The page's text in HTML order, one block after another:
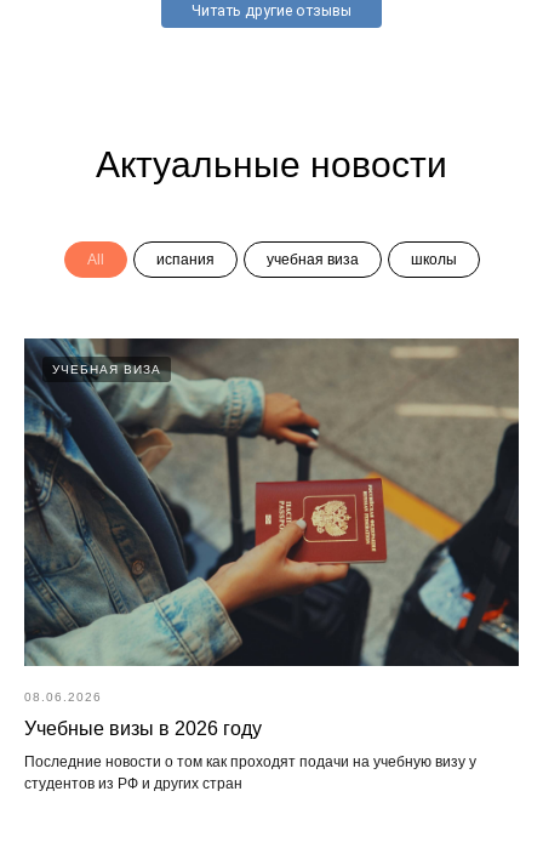
Читать другие отзывы
Актуальные новости
All испания учебная виза школы
УЧЕБНАЯ ВИЗА
08.06.2026
Учебные визы в 2026 году
Последние новости о том как проходят подачи на учебную визу у
студентов из РФ и других стран